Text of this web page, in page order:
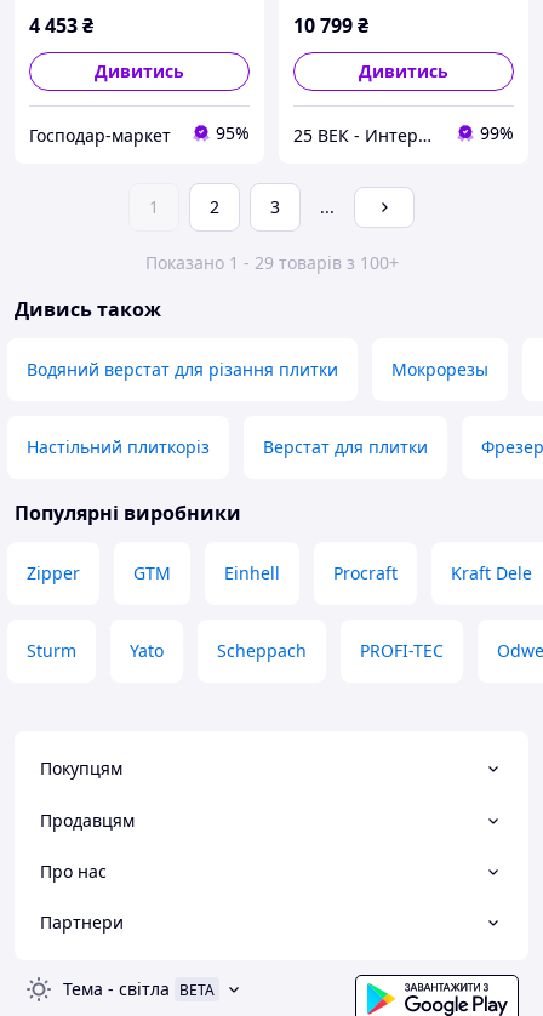
4 453₴
Дивитись
Господар-маркет 95%
10 799₴
Дивитись
25 ВЕК - Интернет-Магазин: электрический, бензиновый, аккумуляторный инструмент и строительство. 99%
1 2 3 ...
Показано 1 - 29 товарів з 100+
Дивись також
Водяний верстат для різання плитки Мокрорезы
Настільний плиткоріз Верстат для плитки
Популярні виробники
Zipper GTM Einhell Procraft Kraft Dele
Sturm Yato Scheppach PROFI-TEC
Покупцям
Продавцям
Про нас
Партнери
Тема - світла BETA